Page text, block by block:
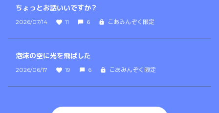
ちょっとお話いいですか？
2026/07/14 11 6 こあみんぞく限定
泡沫の空に光を飛ばした
2026/06/17 19 6 こあみんぞく限定